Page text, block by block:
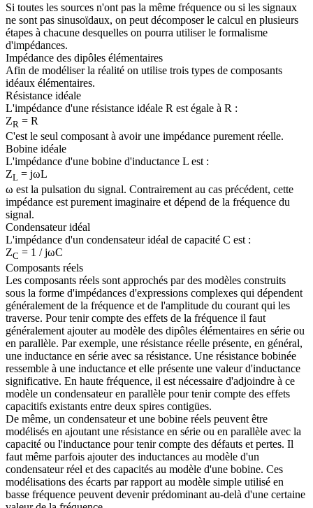
Si toutes les sources n'ont pas la même fréquence ou si les signaux
ne sont pas sinusoïdaux, on peut décomposer le calcul en plusieurs
étapes à chacune desquelles on pourra utiliser le formalisme
d'impédances.
Impédance des dipôles élémentaires
Afin de modéliser la réalité on utilise trois types de composants
idéaux élémentaires.
Résistance idéale
L'impédance d'une résistance idéale R est égale à R :
ZR = R
C'est le seul composant à avoir une impédance purement réelle.
Bobine idéale
L'impédance d'une bobine d'inductance L est :
ZL = jωL
ω est la pulsation du signal. Contrairement au cas précédent, cette
impédance est purement imaginaire et dépend de la fréquence du
signal.
Condensateur idéal
L'impédance d'un condensateur idéal de capacité C est :
ZC = 1 / jωC
Composants réels
Les composants réels sont approchés par des modèles construits
sous la forme d'impédances d'expressions complexes qui dépendent
généralement de la fréquence et de l'amplitude du courant qui les
traverse. Pour tenir compte des effets de la fréquence il faut
généralement ajouter au modèle des dipôles élémentaires en série ou
en parallèle. Par exemple, une résistance réelle présente, en général,
une inductance en série avec sa résistance. Une résistance bobinée
ressemble à une inductance et elle présente une valeur d'inductance
significative. En haute fréquence, il est nécessaire d'adjoindre à ce
modèle un condensateur en parallèle pour tenir compte des effets
capacitifs existants entre deux spires contigües.
De même, un condensateur et une bobine réels peuvent être
modélisés en ajoutant une résistance en série ou en parallèle avec la
capacité ou l'inductance pour tenir compte des défauts et pertes. Il
faut même parfois ajouter des inductances au modèle d'un
condensateur réel et des capacités au modèle d'une bobine. Ces
modélisations des écarts par rapport au modèle simple utilisé en
basse fréquence peuvent devenir prédominant au-delà d'une certaine